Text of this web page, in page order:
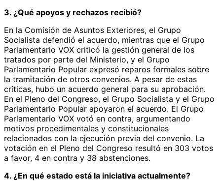
3. ¿Qué apoyos y rechazos recibió?
En la Comisión de Asuntos Exteriores, el Grupo
Socialista defendió el acuerdo, mientras que el Grupo
Parlamentario VOX criticó la gestión general de los
tratados por parte del Ministerio, y el Grupo
Parlamentario Popular expresó reparos formales sobre
la tramitación de otros convenios. A pesar de estas
críticas, hubo un acuerdo general para su aprobación.
En el Pleno del Congreso, el Grupo Socialista y el Grupo
Parlamentario Popular apoyaron el acuerdo. El Grupo
Parlamentario VOX votó en contra, argumentando
motivos procedimentales y constitucionales
relacionados con la ejecución previa del convenio. La
votación en el Pleno del Congreso resultó en 303 votos
a favor, 4 en contra y 38 abstenciones.
4. ¿En qué estado está la iniciativa actualmente?